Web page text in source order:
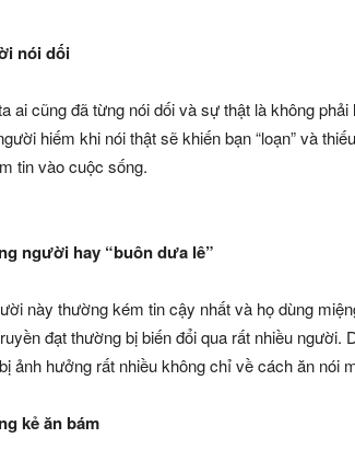
nói dối
ai cũng đã từng nói dối và sự thật là không
hiếm khi nói thật sẽ khiến bạn “loạn” và
tin vào cuộc sống.
người hay “buôn dưa lê”
này thường kém tin cậy nhất và họ dùng
đạt thường bị biến đổi qua rất nhiều
ảnh hưởng rất nhiều không chỉ về cách ăn nói
kẻ ăn bám